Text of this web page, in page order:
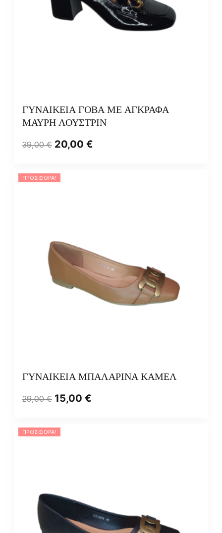
ΓΥΝΑΙΚΕΙΑ ΓΟΒΑ ΜΕ ΑΓΚΡΑΦΑ
ΜΑΥΡΗ ΛΟΥΣΤΡΙΝ
39,00€ 20,00 €
ΠΡΟΣΦΟΡΆ!
ΓΥΝΑΙΚΕΙΑ ΜΠΑΛΑΡΙΝΑ ΚΑΜΕΛ
29,00€ 15,00 €
ΠΡΟΣΦΟΡΆ!